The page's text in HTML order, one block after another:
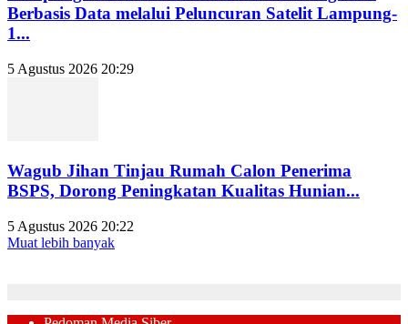
Berbasis Data melalui Peluncuran Satelit Lampung-
1...
5 Agustus 2026 20:29
Wagub Jihan Tinjau Rumah Calon Penerima
BSPS, Dorong Peningkatan Kualitas Hunian...
5 Agustus 2026 20:22
Muat lebih banyak